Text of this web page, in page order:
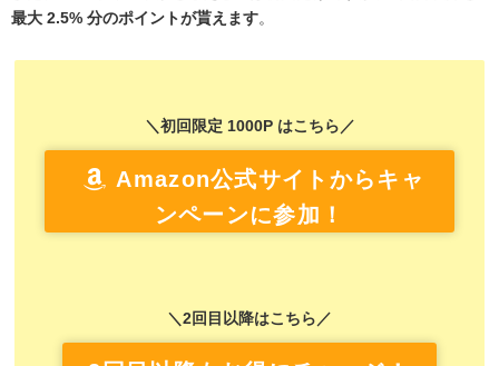
最大 2.5% 分のポイントが貰えます。
＼初回限定 1000P はこちら／
Amazon公式サイトからキャ
ンペーンに参加！
＼2回目以降はこちら／